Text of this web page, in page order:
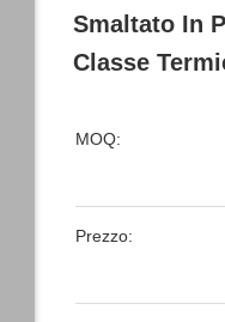
Smaltato In
Classe
MOQ:
Prezzo: